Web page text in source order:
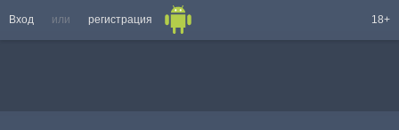
Вход или регистрация 18+